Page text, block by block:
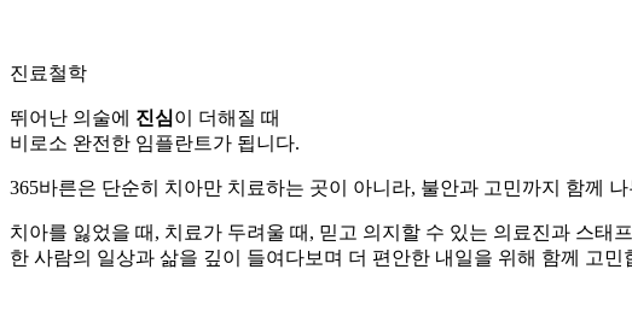
진료철학
뛰어난 의술에 진심이 더해질 때
비로소 완전한 임플란트가 됩니다.
365바른은 단순히 치아만 치료하는 곳이 아니라, 불안과 고민까지 함께
치아를 잃었을 때, 치료가 두려울 때, 믿고 의지할 수 있는 의료진과 스태프
한 사람의 일상과 삶을 깊이 들여다보며 더 편안한 내일을 위해 함께 고민